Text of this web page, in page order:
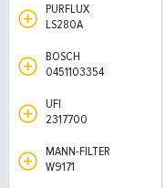
PURFLUX
LS280A
BOSCH
0451103354
UFI
2317700
MANN-FILTER
W9171